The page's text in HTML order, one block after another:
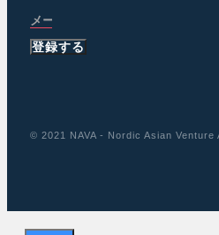
登録する
© 2021 NAVA - Nordic Asian Venture